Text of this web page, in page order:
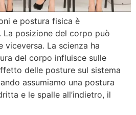
e postura fisica è
posizione del corpo può
viceversa. La scienza ha
del corpo influisce sulle
delle posture sul sistema
assumiamo una postura
e le spalle all’indietro, il